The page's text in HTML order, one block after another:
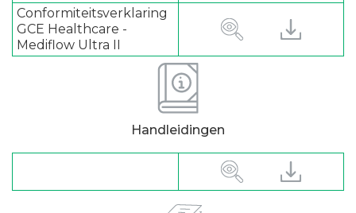
Conformiteitsverklaring
GCE Healthcare -
Mediflow Ultra II
Handleidingen